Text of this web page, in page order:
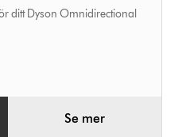
ditt Dyson Omnidirectional
Se mer